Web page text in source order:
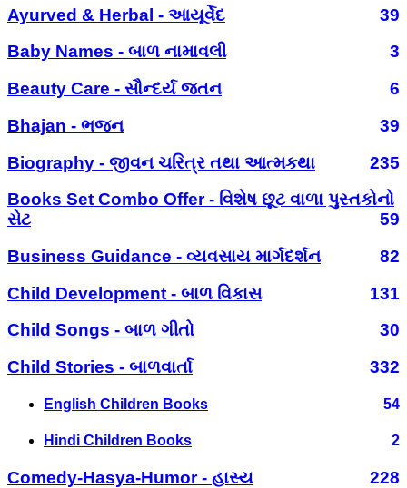
Ayurved & Herbal - આયૂર્વેદ
39
Baby Names - બાળ નામાવલી
3
Beauty Care - સૌન્દર્ય જતન
6
Bhajan - ભજન
39
Biography - જીવન ચરિત્ર તથા આત્મકથા
235
Books Set Combo Offer - વિશેષ છૂટ વાળા પુસ્તકોનો
સેટ
59
Business Guidance - વ્યવસાય માર્ગદર્શન
82
Child Development - બાળ વિકાસ
131
Child Songs - બાળ ગીતો
30
Child Stories - બાળવાર્તા
332
English Children Books 54
Hindi Children Books 2
Comedy-Hasya-Humor - હાસ્ય
228